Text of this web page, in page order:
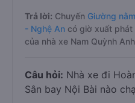
Trả lời: Chuyến Giường
- Nghệ An có giờ xuất phát
của nhà xe Nam Quỳnh
Câu hỏi: Nhà xe đi
Sân bay Nội Bài nào